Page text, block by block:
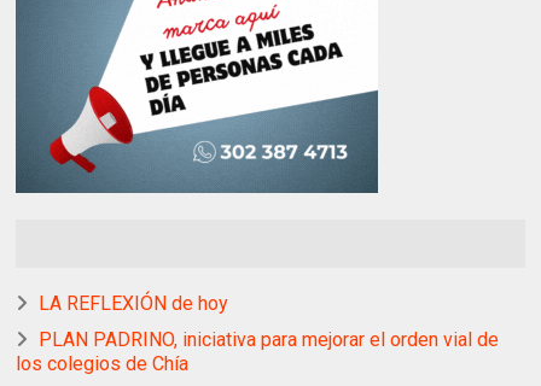
LA REFLEXIÓN de hoy
PLAN PADRINO, iniciativa para mejorar el orden vial de
los colegios de Chía